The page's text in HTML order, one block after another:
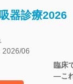
器診療2026
2026/06
臨床
―こ